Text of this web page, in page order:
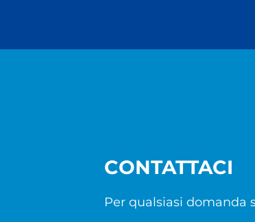
CONTATTACI
Per qualsiasi domanda